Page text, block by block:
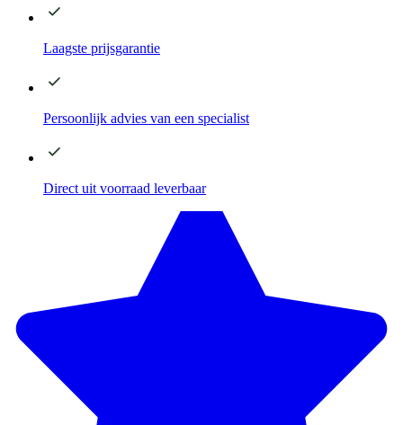
Laagste prijsgarantie
Persoonlijk advies van een specialist
Direct uit voorraad leverbaar